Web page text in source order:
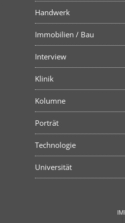
Handwerk
Immobilien / Bau
Interview
Klinik
Kolumne
Porträt
Technologie
Universität